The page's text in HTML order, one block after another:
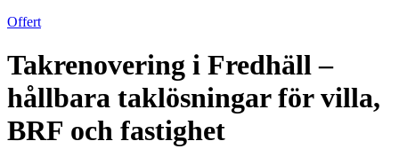
Offert
Takrenovering i Fredhäll –
hållbara taklösningar för villa,
BRF och fastighet